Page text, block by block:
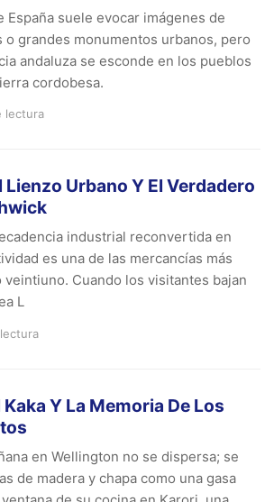
España suele evocar imágenes de
o grandes monumentos urbanos, pero
andaluza se esconde en los pueblos
cordobesa.
lectura
Lienzo Urbano Y El Verdadero
industrial reconvertida en
es una de las mercancías más
Cuando los visitantes bajan
L
Y La Memoria De Los
en Wellington no se dispersa; se
de madera y chapa como una gasa